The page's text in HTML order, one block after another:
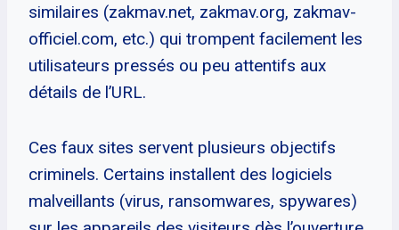
similaires (zakmav.net, zakmav.org, zakmav-
officiel.com, etc.) qui trompent facilement les
utilisateurs pressés ou peu attentifs aux
détails de l’URL.
Ces faux sites servent plusieurs objectifs
criminels. Certains installent des logiciels
malveillants (virus, ransomwares, spywares)